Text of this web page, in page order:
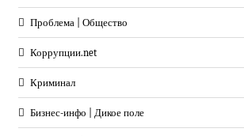
Проблема | Общество
Коррупции.net
Криминал
Бизнес-инфо | Дикое поле